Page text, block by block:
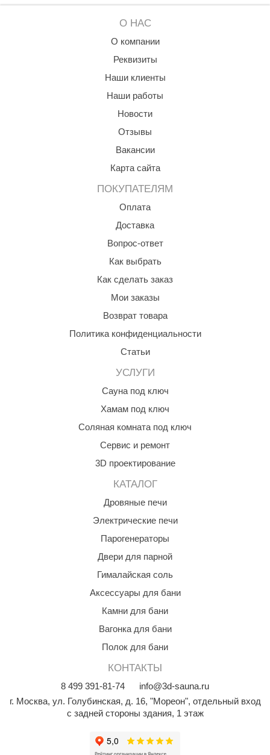
О НАС
О компании
Реквизиты
Наши клиенты
Наши работы
Новости
Отзывы
Вакансии
Карта сайта
ПОКУПАТЕЛЯМ
Оплата
Доставка
Вопрос-ответ
Как выбрать
Как сделать заказ
Мои заказы
Возврат товара
Политика конфиденциальности
Статьи
УСЛУГИ
Сауна под ключ
Хамам под ключ
Соляная комната под ключ
Сервис и ремонт
3D проектирование
КАТАЛОГ
Дровяные печи
Электрические печи
Парогенераторы
Двери для парной
Гималайская соль
Аксессуары для бани
Камни для бани
Вагонка для бани
Полок для бани
КОНТАКТЫ
8 499 391-81-74
info@3d-sauna.ru
г. Москва, ул. Голубинская, д. 16, "Мореон", отдельный вход
с задней стороны здания, 1 этаж